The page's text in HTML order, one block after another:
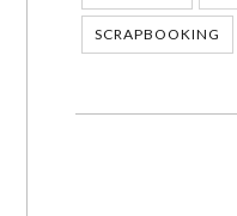
SCRAPBOOKING